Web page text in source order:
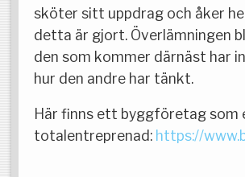
sköter sitt uppdrag och åker
detta är gjort. Överlämningen
den som kommer därnäst har
hur den andre har tänkt.
Här finns ett byggföretag som
totalentreprenad: https://